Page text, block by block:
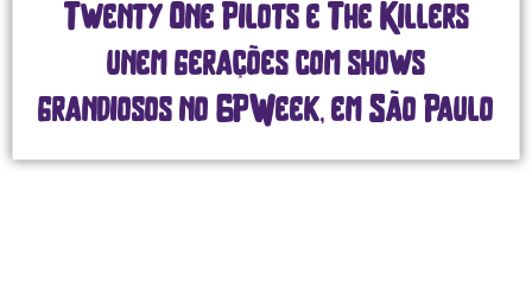
Twenty One Pilots e The Killers
unem gerações com shows
grandiosos no GPWeek, em São Paulo